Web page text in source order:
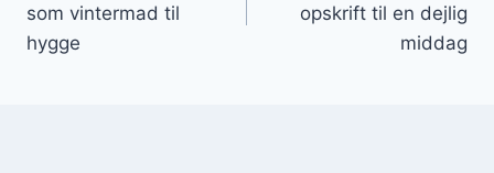
som vintermad til
hygge
opskrift til en dejlig
middag